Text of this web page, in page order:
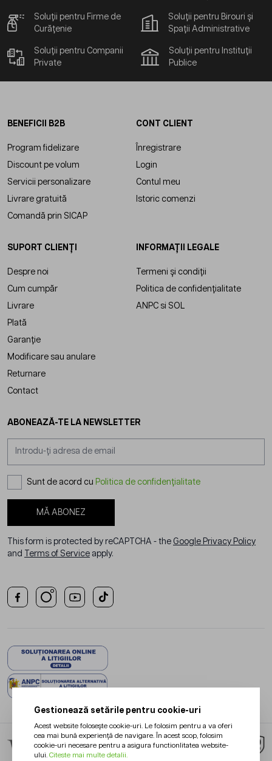
Soluții pentru Firme de
Curățenie
Soluții pentru Birouri și
Spații Administrative
Soluții pentru Companii
Private
Soluții pentru Instituții
Publice
BENEFICII B2B
Program fidelizare
Discount pe volum
Servicii personalizare
Livrare gratuită
Comandă prin SICAP
CONT CLIENT
Înregistrare
Login
Contul meu
Istoric comenzi
SUPORT CLIENȚI
Despre noi
Cum cumpăr
Livrare
Plată
Garanție
Modificare sau anulare
Returnare
Contact
INFORMAȚII LEGALE
Termeni și condiții
Politica de confidențialitate
ANPC si SOL
ABONEAZĂ-TE LA NEWSLETTER
Sunt de acord cu Politica de confidențialitate
MĂ ABONEZ
This form is protected by reCAPTCHA - the Google Privacy Policy
and
Terms of Service apply.
Gestionează setările pentru cookie-uri
Acest website folosește cookie-uri. Le folosim pentru a va oferi
cea mai bună experiență de navigare. În acest scop, folosim
cookie-uri necesare pentru a asigura functionlitatea website-
ului. Citeste mai multe detalii.